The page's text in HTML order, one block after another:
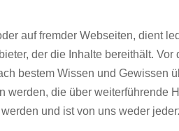
auf fremder Webseiten, dient
der die Inhalte bereithält. Vor
bestem Wissen und Gewissen
werden, die über weiterführende
und ist von uns weder